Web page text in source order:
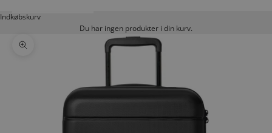
Indkøbskurv
Du har ingen produkter i din kurv.
Zoom